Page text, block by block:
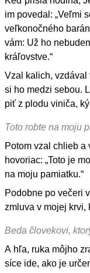
im povedal: „Veľmi
veľkonočného
vám: Už ho
kráľovstve.“
Vzal kalich, vzdával
si ho medzi sebou.
piť z plodu viniča,
Toto robte na moju
Potom vzal chlieb a
hovoriac: „Toto je
na moju pamiatku.“
Podobne po večeri
zmluva v mojej krvi,
Beda človekovi,
A hľa, ruka môjho
síce ide, ako je